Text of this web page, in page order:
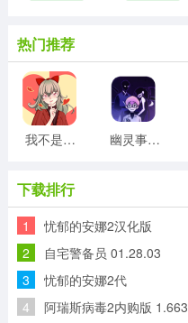
热门推荐
我不是渣女2游戏 幽灵事务所
下载排行
1 忧郁的安娜2汉化版
2 自宅警备员 01.28.03
3 忧郁的安娜2代
4 阿瑞斯病毒2内购版 1.663